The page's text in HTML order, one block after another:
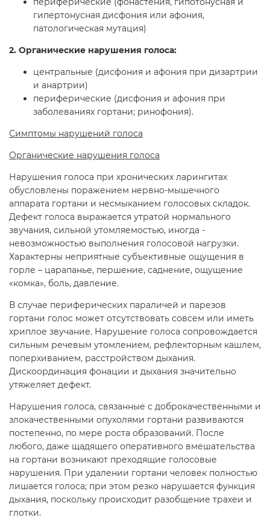
гипертонусная дисфония или афония,
патологическая мутация)
2. Органические нарушения голоса:
центральные (дисфония и афония при дизартрии
и анартрии)
периферические (дисфония и афония при
заболеваниях гортани; ринофония).
Симптомы нарушений голоса
Органические нарушения голоса
Нарушения голоса при хронических ларингитах
обусловлены поражением нервно-мышечного
аппарата гортани и несмыканием голосовых складок.
Дефект голоса выражается утратой нормального
звучания, сильной утомляемостью, иногда -
невозможностью выполнения голосовой нагрузки.
Характерны неприятные субъективные ощущения в
горле – царапанье, першение, саднение, ощущение
«комка», боль, давление.
В случае периферических параличей и парезов
гортани голос может отсутствовать совсем или иметь
хриплое звучание. Нарушение голоса сопровождается
сильным речевым утомлением, рефлекторным кашлем,
поперхиванием, расстройством дыхания.
Дискоординация фонации и дыхания значительно
утяжеляет дефект.
Нарушения голоса, связанные с доброкачественными и
злокачественными опухолями гортани развиваются
постепенно, по мере роста образований. После
любого, даже щадящего оперативного вмешательства
на гортани возникают преходящие голосовые
нарушения. При удалении гортани человек полностью
лишается голоса; при этом резко нарушается функция
дыхания, поскольку происходит разобщение трахеи и
глотки.